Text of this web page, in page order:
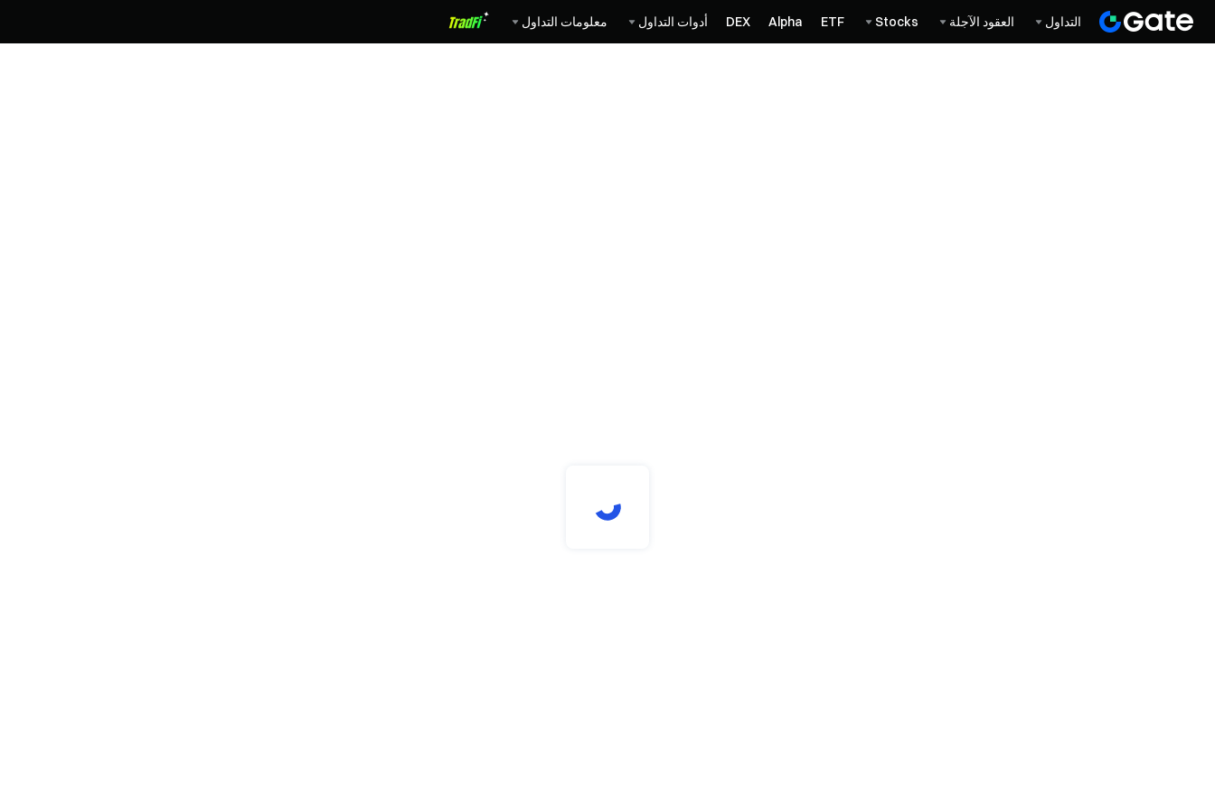
التداول العقود الآجلة Stocks
ETF
Alpha
DEX أدوات التداول معلومات التداول